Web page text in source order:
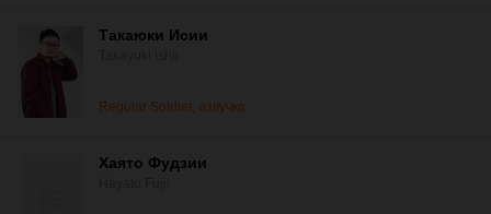
Такаюки Исии
Regular Soldier, озвучка
Хаято Фудзии